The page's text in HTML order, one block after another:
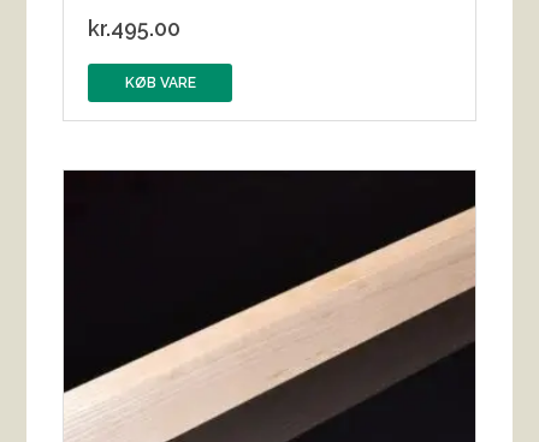
kr.495.00
KØB VARE